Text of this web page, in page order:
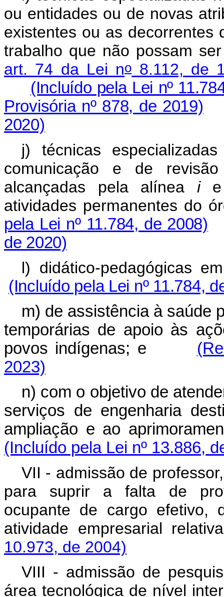
ou entidades ou de novas
existentes ou as decorrentes
trabalho que não possam
art. 74 da Lei no8.112, de
(Incluído pela Lei nº
Provisória nº 878, de 2019)
2020)
j) técnicas
comunicação e de
alcançadas pela alínea ie
atividades
pela Lei nº 11.784, de 2008)
de 2020)
l) didático-
(Incluído pela Lei nº 11.784,
m) de assistência à saúde
temporárias de apoio às
povos indígenas; e
2023)
n) com o objetivo de
serviços de engenharia
ampliação e ao
(Incluído pela Lei nº 13.886,
VII - admissão de
para suprir a falta de
ocupante de cargo efetivo,
atividade empresarial
10.973, de 2004)
VIII - admissão de
área tecnológica de nível